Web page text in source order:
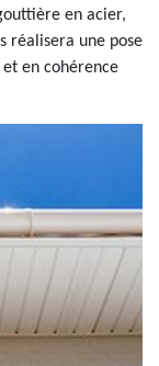
en acier,
réalisera une pose
en cohérence